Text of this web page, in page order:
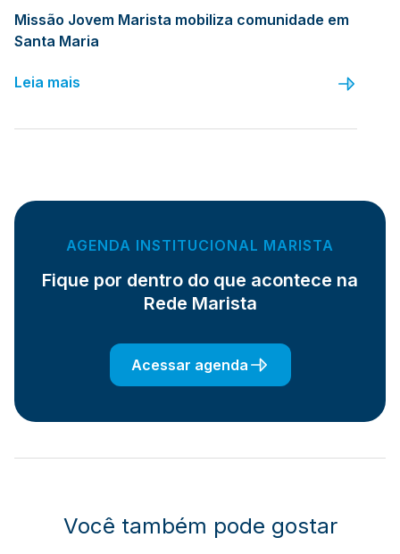
Missão Jovem Marista mobiliza comunidade em
Santa Maria
Leia mais
AGENDA INSTITUCIONAL MARISTA
Fique por dentro do que acontece na
Rede Marista
Acessar agenda
Você também pode gostar